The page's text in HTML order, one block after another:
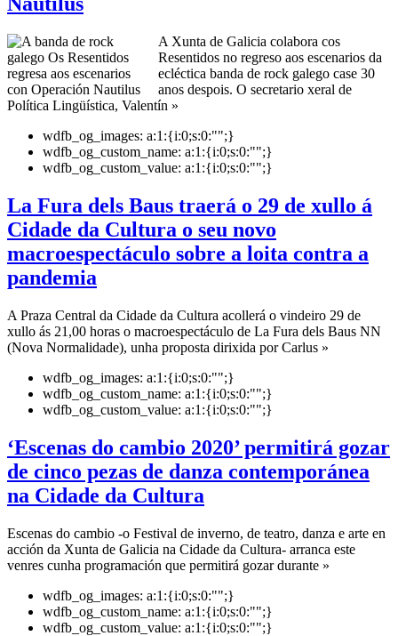
A Xunta de Galicia colabora cos
Resentidos no regreso aos escenarios da
ecléctica banda de rock galego case 30
anos despois. O secretario xeral de
Política Lingüística, Valentín »
wdfb_og_images: a:1:{i:0;s:0:"";}
wdfb_og_custom_name: a:1:{i:0;s:0:"";}
wdfb_og_custom_value: a:1:{i:0;s:0:"";}
La Fura dels Baus traerá o 29 de xullo á
Cidade da Cultura o seu novo
macroespectáculo sobre a loita contra a
pandemia
A Praza Central da Cidade da Cultura acollerá o vindeiro 29 de
xullo ás 21,00 horas o macroespectáculo de La Fura dels Baus NN
(Nova Normalidade), unha proposta dirixida por Carlus »
wdfb_og_images: a:1:{i:0;s:0:"";}
wdfb_og_custom_name: a:1:{i:0;s:0:"";}
wdfb_og_custom_value: a:1:{i:0;s:0:"";}
‘Escenas do cambio 2020’ permitirá gozar
de cinco pezas de danza contemporánea
na Cidade da Cultura
Escenas do cambio -o Festival de inverno, de teatro, danza e arte en
acción da Xunta de Galicia na Cidade da Cultura- arranca este
venres cunha programación que permitirá gozar durante »
wdfb_og_images: a:1:{i:0;s:0:"";}
wdfb_og_custom_name: a:1:{i:0;s:0:"";}
wdfb_og_custom_value: a:1:{i:0;s:0:"";}